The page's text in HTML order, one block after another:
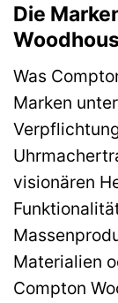
Die
Was
Marken
visionären
Materialien
Compton